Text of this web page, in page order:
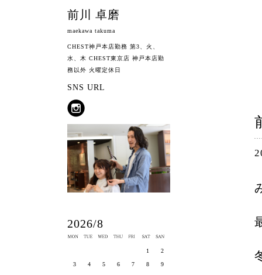
前川 卓磨
maekawa takuma
CHEST神戸本店勤務 第3、火、
水、木 CHEST東京店 神戸本店勤
務以外 火曜定休日
SNS URL
2026/8
1 2
3 4 5 6 7 8 9